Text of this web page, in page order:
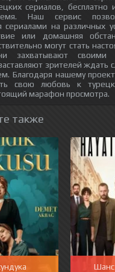
сериалов,
Наш сервис
сериалами на различных
или домашняя
могут стать
захватывают своими
зрителей ждать
Благодаря нашему
свою любовь к
марафон просмотра.
также